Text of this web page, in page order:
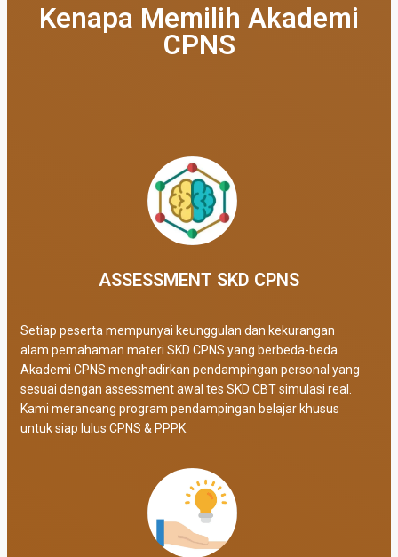
Kenapa Memilih Akademi
CPNS
ASSESSMENT SKD CPNS
Setiap peserta mempunyai keunggulan dan kekurangan
alam pemahaman materi SKD CPNS yang berbeda-beda.
Akademi CPNS menghadirkan pendampingan personal yang
sesuai dengan assessment awal tes SKD CBT simulasi real.
Kami merancang program pendampingan belajar khusus
untuk siap lulus CPNS & PPPK.